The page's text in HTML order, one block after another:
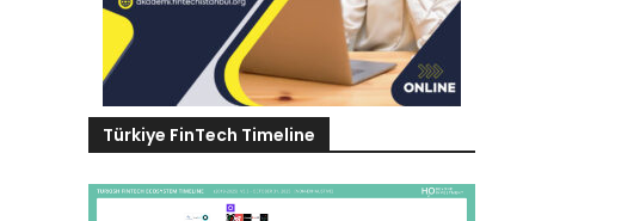
Türkiye FinTech Timeline